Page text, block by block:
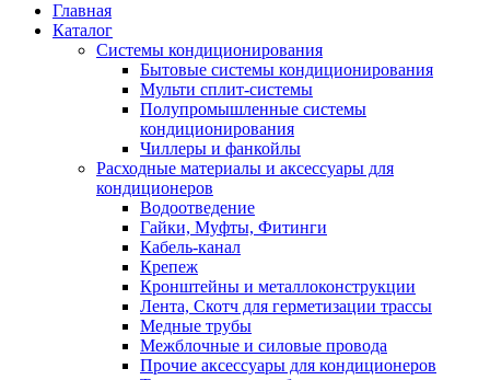
Главная
Каталог
Системы кондиционирования
Бытовые системы кондиционирования
Мульти сплит-системы
Полупромышленные системы
кондиционирования
Чиллеры и фанкойлы
Расходные материалы и аксессуары для
кондиционеров
Водоотведение
Гайки, Муфты, Фитинги
Кабель-канал
Крепеж
Кронштейны и металлоконструкции
Лента, Скотч для герметизации трассы
Медные трубы
Межблочные и силовые провода
Прочие аксессуары для кондиционеров